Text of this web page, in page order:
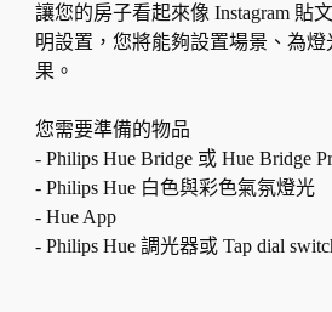
讓您的房子看起來像 Instagram 貼
明設置，您將能夠設置場景、為
果。
您需要準備的物品
- Philips Hue Bridge 或 Hue Bridge
- Philips Hue 白色與彩色氣氛燈光
- Hue App
- Philips Hue 調光器或 Tap dial